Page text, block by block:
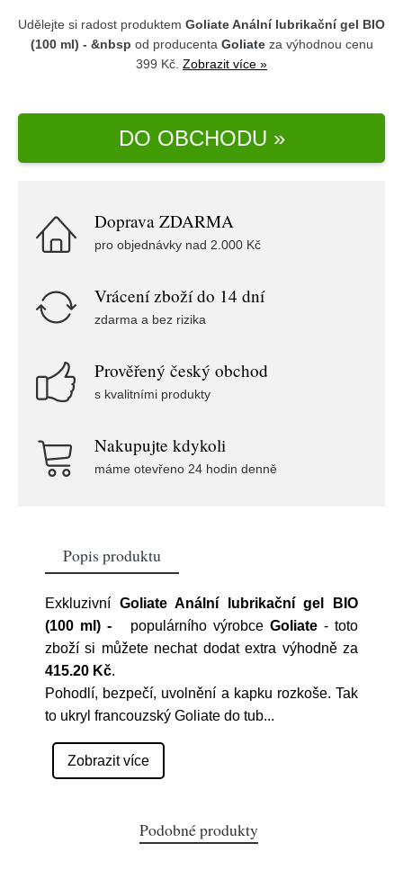
Udělejte si radost produktem Goliate Anální lubrikační gel BIO
(100 ml) - &nbsp od producenta Goliateza výhodnou cenu
399 Kč. Zobrazit více »
DO OBCHODU »
Doprava ZDARMA
pro objednávky nad 2.000 Kč
Vrácení zboží do 14 dní
zdarma a bez rizika
Prověřený český obchod
s kvalitními produkty
Nakupujte kdykoli
máme otevřeno 24 hodin denně
Popis produktu
Exkluzivní Goliate Anální lubrikační gel BIO
(100 ml) -
populárního výrobce Goliate - toto
zboží si můžete nechat dodat extra výhodně za
415.20 Kč.
Pohodlí, bezpečí, uvolnění a kapku rozkoše. Tak
to ukryl francouzský Goliate do tub...
Zobrazit více
Podobné produkty